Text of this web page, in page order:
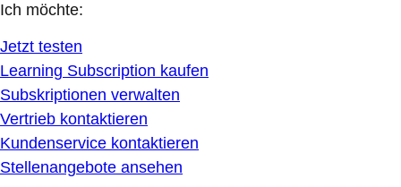
Ich möchte:
Jetzt testen
Learning Subscription kaufen
Subskriptionen verwalten
Vertrieb kontaktieren
Kundenservice kontaktieren
Stellenangebote ansehen